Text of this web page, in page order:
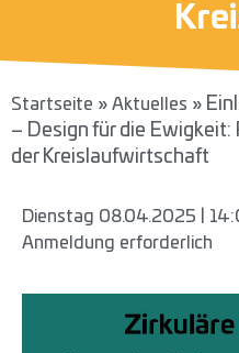
Startseite » Aktuelles »
– Design für die Ewigkeit:
der Kreislaufwirtschaft
Dienstag 08.04.2025 |
Anmeldung erforderlich